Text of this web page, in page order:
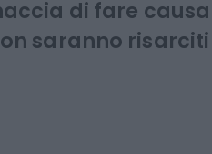
di fare causa
saranno risarciti